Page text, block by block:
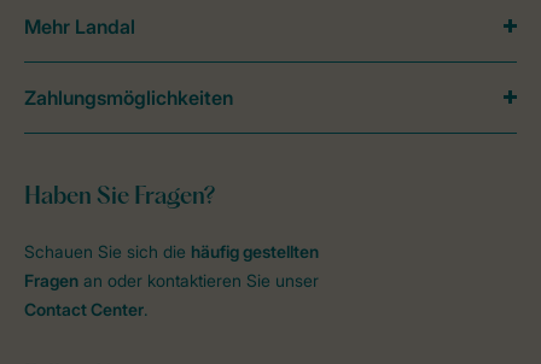
Haben Sie Fragen?
Schauen Sie sich die häufig gestellten
Fragen an oder kontaktieren Sie unser
Contact Center.
Mehr Landal
Zahlungsmöglichkeiten